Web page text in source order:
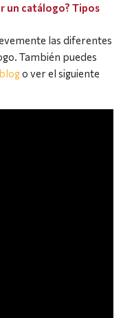
un catálogo? Tipos
las diferentes
También puedes
o ver el siguiente